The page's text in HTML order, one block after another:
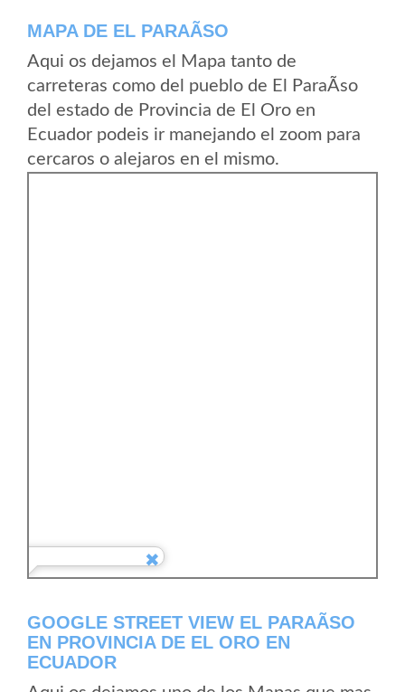
MAPA DE EL PARAÃ­SO
Aqui os dejamos el Mapa tanto de
carreteras como del pueblo de El ParaÃ­so
del estado de Provincia de El Oro en
Ecuador podeis ir manejando el zoom para
cercaros o alejaros en el mismo.
GOOGLE STREET VIEW EL PARAÃ­SO
EN PROVINCIA DE EL ORO EN
ECUADOR